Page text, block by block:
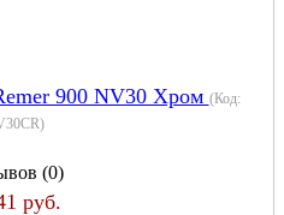
900 NV30 Хром (Код:
)
(0)
руб.